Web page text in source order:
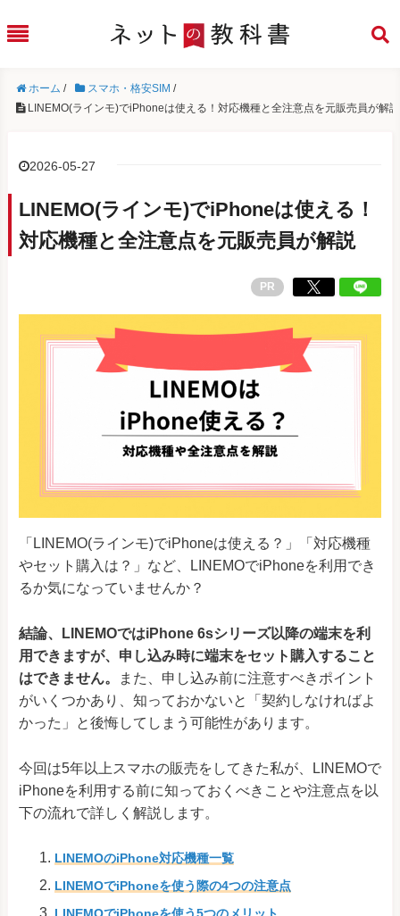
ホーム / スマホ・格安SIM /
LINEMO(ラインモ)でiPhoneは使える！対応機種と全注意点を元販売員が解説
2026-05-27
LINEMO(ラインモ)でiPhoneは使える！
対応機種と全注意点を元販売員が解説
PR
「LINEMO(ラインモ)でiPhoneは使える？」「対応機種
やセット購入は？」など、LINEMOでiPhoneを利用でき
るか気になっていませんか？
結論、LINEMOではiPhone 6sシリーズ以降の端末を利
用できますが、申し込み時に端末をセット購入すること
はできません。
また、申し込み前に注意すべきポイント
がいくつかあり、知っておかないと「契約しなければよ
かった」と後悔してしまう可能性があります。
今回は5年以上スマホの販売をしてきた私が、LINEMOで
iPhoneを利用する前に知っておくべきことや注意点を以
下の流れで詳しく解説します。
LINEMOのiPhone対応機種一覧
LINEMOでiPhoneを使う際の4つの注意点